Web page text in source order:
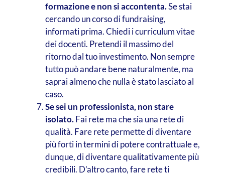
formazione e non si accontenta.Se stai
cercando un corso di fundraising,
informati prima. Chiedi i curriculum vitae
dei docenti. Pretendi il massimo del
ritorno dal tuo investimento. Non sempre
tutto può andare bene naturalmente, ma
saprai almeno che nulla è stato lasciato al
caso.
Se sei un professionista, non stare
isolato.Fai rete ma che sia una rete di
qualità. Fare rete permette di diventare
più forti in termini di potere contrattuale e,
dunque, di diventare qualitativamente più
credibili. D’altro canto, fare rete ti